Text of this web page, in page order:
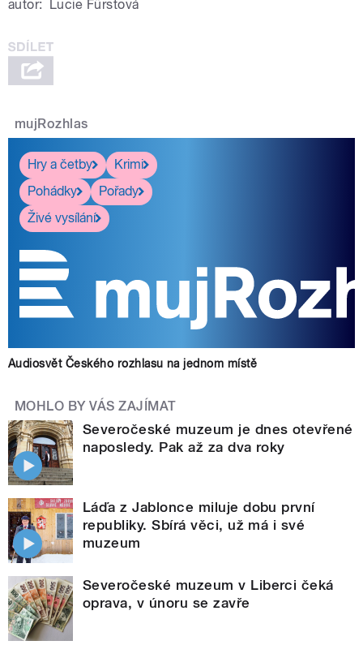
autor: Lucie Fürstová
mujRozhlas
Hry a četby
Krimi
Pohádky
Pořady
Živé vysílání
Audiosvět Českého rozhlasu na jednom místě
MOHLO BY VÁS ZAJÍMAT
Severočeské muzeum je dnes otevřené
naposledy. Pak až za dva roky
Láďa z Jablonce miluje dobu první
republiky. Sbírá věci, už má i své
muzeum
Severočeské muzeum v Liberci čeká
oprava, v únoru se zavře